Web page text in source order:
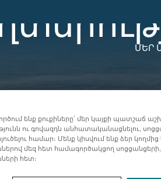
ՄԵՐ
ենք քուքիները՝ մեր կայքի պատշաճ
ու գովազդն անհատականացնելու,
համար։ Մենք կիսվում ենք ձեր
մեզ հետ համագործակցող
հետ։